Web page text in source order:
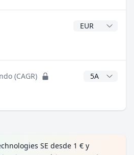
Divisa del
(CAGR) Años CAGR
SE desde 1 € y